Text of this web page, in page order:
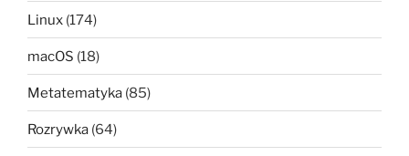
Linux (174)
macOS (18)
Metatematyka (85)
Rozrywka (64)